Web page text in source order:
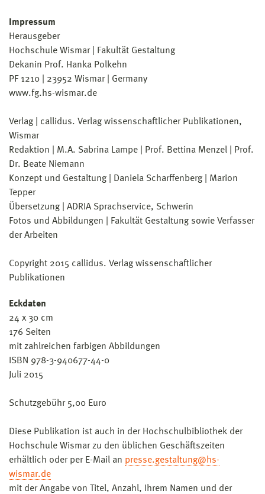
Impressum
Herausgeber
Hochschule Wismar | Fakultät Gestaltung
Dekanin Prof. Hanka Polkehn
PF 1210 | 23952 Wismar | Germany
www.fg.hs-wismar.de
Verlag | callidus. Verlag wissenschaftlicher Publikationen,
Wismar
Redaktion | M.A. Sabrina Lampe | Prof. Bettina Menzel | Prof.
Dr. Beate Niemann
Konzept und Gestaltung | Daniela Scharffenberg | Marion
Tepper
Übersetzung | ADRIA Sprachservice, Schwerin
Fotos und Abbildungen | Fakultät Gestaltung sowie Verfasser
der Arbeiten
Copyright 2015 callidus. Verlag wissenschaftlicher
Publikationen
Eckdaten
24 x 30 cm
176 Seiten
mit zahlreichen farbigen Abbildungen
ISBN 978-3-940677-44-0
Juli 2015
Schutzgebühr 5,00 Euro
Diese Publikation ist auch in der Hochschulbibliothek der
Hochschule Wismar zu den üblichen Geschäftszeiten
erhältlich oder per E-Mail an presse.gestaltung@hs-
wismar.de
mit der Angabe von Titel, Anzahl, Ihrem Namen und der